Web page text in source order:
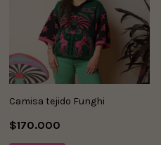
Camisa tejido Funghi
$170.000